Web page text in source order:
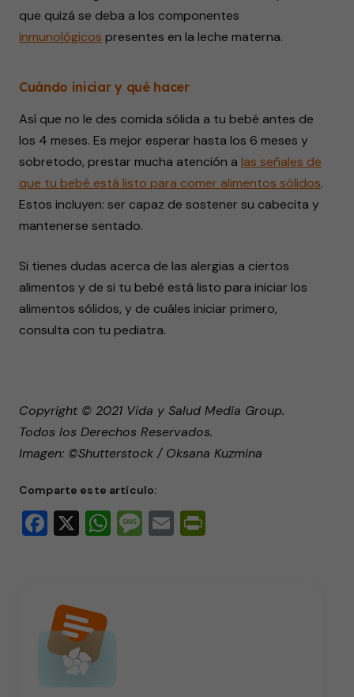
que quizá se deba a los componentes
inmunológicos presentes en la leche materna.
Cuándo iniciar y qué hacer
Así que no le des comida sólida a tu bebé antes de
los 4 meses. Es mejor esperar hasta los 6 meses y
sobretodo, prestar mucha atención a las señales de
que tu bebé está listo para comer alimentos sólidos.
Estos incluyen: ser capaz de sostener su cabecita y
mantenerse sentado.
Si tienes dudas acerca de las alergias a ciertos
alimentos y de si tu bebé está listo para iniciar los
alimentos sólidos, y de cuáles iniciar primero,
consulta con tu pediatra.
Copyright © 2021 Vida y Salud Media Group.
Todos los Derechos Reservados.
Imagen: ©Shutterstock / Oksana Kuzmina
Comparte este artículo:
Facebook
X WhatsApp
Message
Email